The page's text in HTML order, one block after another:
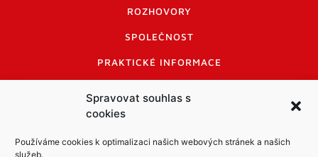
Spravovat souhlas s
cookies
Používáme cookies k optimalizaci našich webových stránek a našich
služeb.
ROZHOVORY
SPOLEČNOST
PRAKTICKÉ INFORMACE
INFORMACE A KODEX DISKUTUJÍCÍCH
LOGO A LOGO MANUÁL